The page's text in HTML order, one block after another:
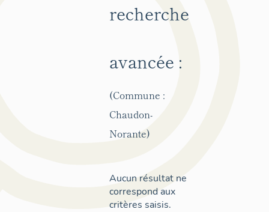
recherche
avancée :
(Commune :
Chaudon-
Norante)
Aucun résultat ne
correspond aux
critères saisis.